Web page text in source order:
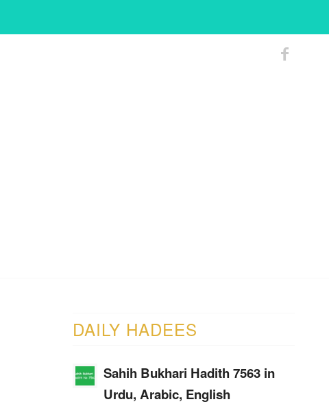
DAILY HADEES
Sahih Bukhari Hadith 7563 in
Urdu, Arabic, English